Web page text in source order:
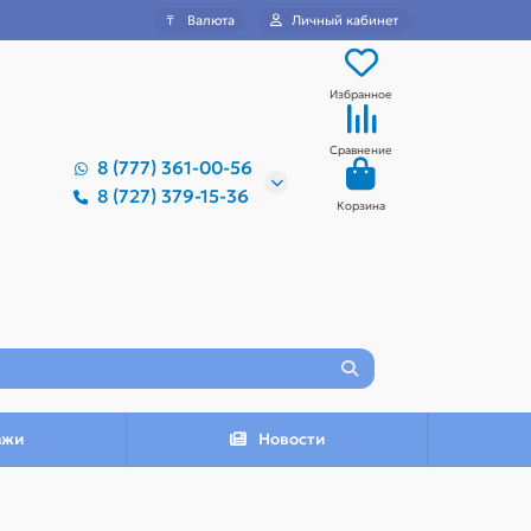
₸ Валюта Личный кабинет
8 (777) 361-00-56
8 (727) 379-15-36
Избранное
Сравнение
Корзина
Новости